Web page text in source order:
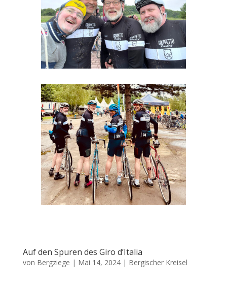
Auf den Spuren des Giro d’Italia
von Bergziege | Mai 14, 2024| Bergischer Kreisel